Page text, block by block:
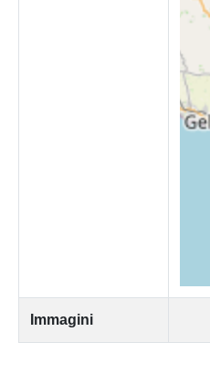
Immagini